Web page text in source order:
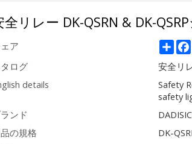
全リレー DK-QSRN & DK-
ア
ログ
安全リ
details
Safety
safety
ンド
の規格
DK-